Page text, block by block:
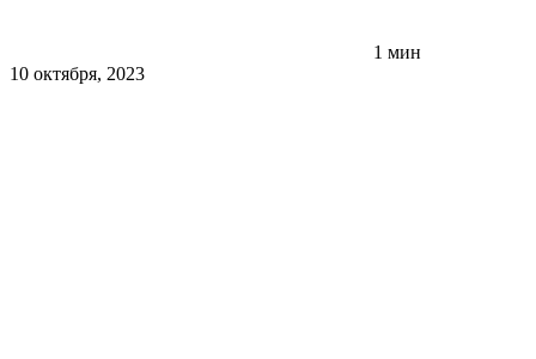
1 мин
10 октября, 2023